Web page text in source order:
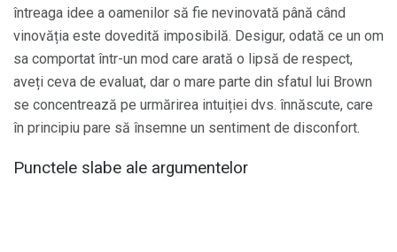
întreaga idee a oamenilor să fie nevinovată până când
vinovăția este dovedită imposibilă. Desigur, odată ce un om
sa comportat într-un mod care arată o lipsă de respect,
aveți ceva de evaluat, dar o mare parte din sfatul lui Brown
se concentrează pe urmărirea intuiției dvs. înnăscute, care
în principiu pare să însemne un sentiment de disconfort.
Punctele slabe ale argumentelor